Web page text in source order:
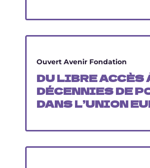
Ouvert Avenir Fondation
DU LIBRE ACCÈS
DÉCENNIES DE
DANS L’UNION